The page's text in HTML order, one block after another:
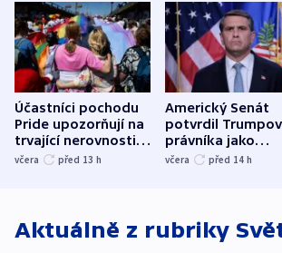
Účastníci pochodu
Pride upozorňují na
trvající nerovnosti i
společenskou
včera před 13 h
Americký Senát
potvrdil
právníka jako
ministra
včera před 14 h
Aktuálně z rubriky